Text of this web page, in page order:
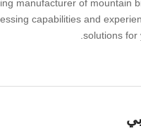
manufacturer of mountain
capabilities and
solutions for